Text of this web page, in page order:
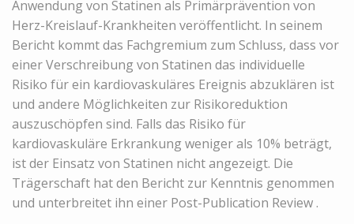
Anwendung von Statinen als Primärprävention von
Herz-Kreislauf-Krankheiten veröffentlicht. In seinem
Bericht kommt das Fachgremium zum Schluss, dass vor
einer Verschreibung von Statinen das individuelle
Risiko für ein kardiovaskuläres Ereignis abzuklären ist
und andere Möglichkeiten zur Risikoreduktion
auszuschöpfen sind. Falls das Risiko für
kardiovaskuläre Erkrankung weniger als 10% beträgt,
ist der Einsatz von Statinen nicht angezeigt. Die
Trägerschaft hat den Bericht zur Kenntnis genommen
und unterbreitet ihn einer Post-Publication Review .